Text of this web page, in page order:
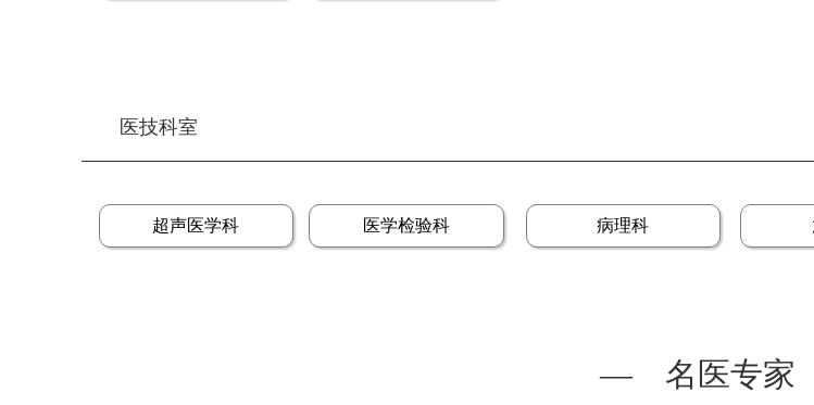
超声医学科 医学检验科 病理科
医技科室
— 名医专